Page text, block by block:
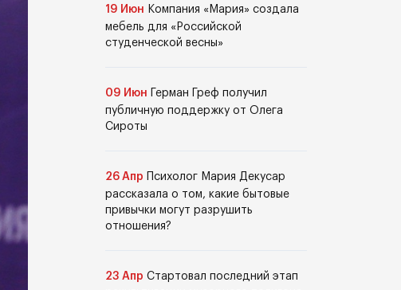
19 Июн Компания «Мария» создала
мебель для «Российской
студенческой весны»
09 Июн
Герман Греф получил
публичную поддержку от Олега
Сироты
26 Апр
Психолог Мария Декусар
рассказала о том, какие бытовые
привычки могут разрушить
отношения?
23 Апр Стартовал последний этап